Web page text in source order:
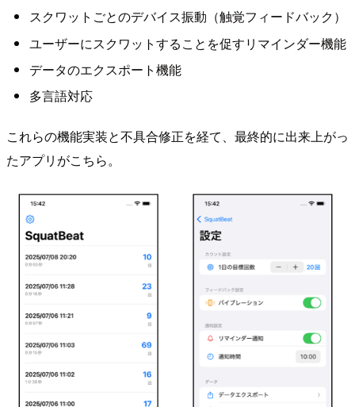
スクワットごとのデバイス振動（触覚フィードバック）
ユーザーにスクワットすることを促すリマインダー機能
データのエクスポート機能
多言語対応
これらの機能実装と不具合修正を経て、最終的に出来上がっ
たアプリがこちら。